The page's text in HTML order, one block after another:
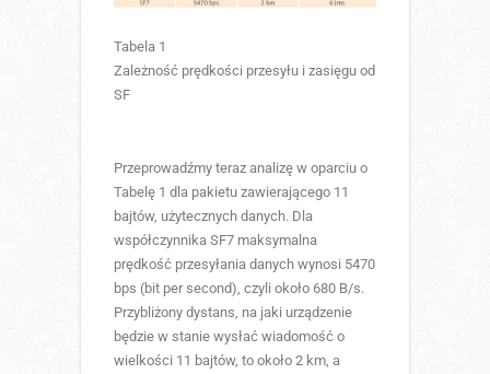
Tabela 1
Zależność prędkości przesyłu i zasięgu od
SF
Przeprowadźmy teraz analizę w oparciu o
Tabelę 1 dla pakietu zawierającego 11
bajtów, użytecznych danych. Dla
współczynnika SF7 maksymalna
prędkość przesyłania danych wynosi 5470
bps (bit per second), czyli około 680 B/s.
Przybliżony dystans, na jaki urządzenie
będzie w stanie wysłać wiadomość o
wielkości 11 bajtów, to około 2 km, a